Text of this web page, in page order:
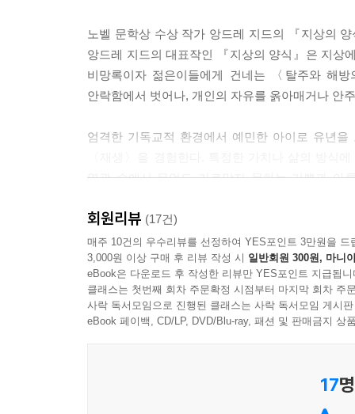
길들여지지 않은 것, 돌연 발견하는 맛이었다.
행복이 이곳, 지상에서
--- p.189
을 네 안에서 너 자신과 결합시켜라. 그리고 열광
--- p.210
삶은 사람들이 일반적으로 생각하는 것보다 더 아
왔다. 새롭게 탄생한 법을 따르려면 어떤 법도 모
리라. 오, 내가 사랑하는 너, 내가 너를 그곳으로
지상에는 어마어마하게 많은 가난과 비탄과 고
노벨 문학상 수상 작가 앙드레 지드의 『지상의
앙드레 지드의 대표작인 『지상의 양식』은 지상
비망록이자 젊은이들에게 건네는 〈탈주와 해
안락함에서 벗어나, 개인의 자유를 옭아매거나 안
엄격한 기독교적 환경에서 예민한 아이로 유년
열광 속에서 무엇도 가로막지 못하는 기쁨과 아
담아 완성한 작품이 『지상의 양식』이다.
『지상의 양식』에는 이처럼 지드의 내밀한 체험
〈자신을 빼닮았지만 허구일 뿐인 한 주인공의
애썼다. 또한 연대기적 순서를 파악하기도 어렵
보이기도 한다. 그러나 『지상의 양식』은 의도
지드의 작품에는 그 개인의 삶에서 온 많은 것들
회원리뷰 (17건)
매주 10건의 우수리뷰를 선정하여 YES포인트 3만원을 드
3,000원 이상 구매 후 리뷰 작성 시 일반회원 300원, 마니
eBook은 다운로드 후 작성한 리뷰만 YES포인트 지급됩니
클래스는 첫번째 회차 주문확정 시점부터 마지막 회차 주
사락 독서모임으로 진행된 클래스는 사락 독서모임 게시
eBook 페이백, CD/LP, DVD/Blu-ray, 패션 및 판매금지 상
17